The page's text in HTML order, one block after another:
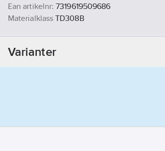
Ean artikelnr: 7319619509686
Materialklass TD308B
Varianter